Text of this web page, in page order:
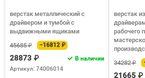
верстак металлический с
драйвером и тумбой с
выдвижными ящиками
45685 ₽
−16812 ₽
28873 ₽
В наличии
Артикул: 74006014
верстак
рабочего
34282 ₽
21665 ₽